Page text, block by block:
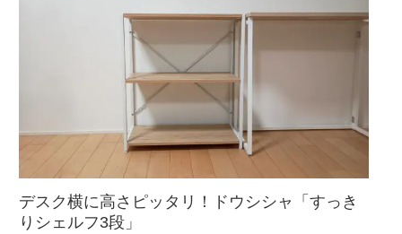
デスク横に高さピッタリ！ドウシシャ「すっき
りシェルフ3段」